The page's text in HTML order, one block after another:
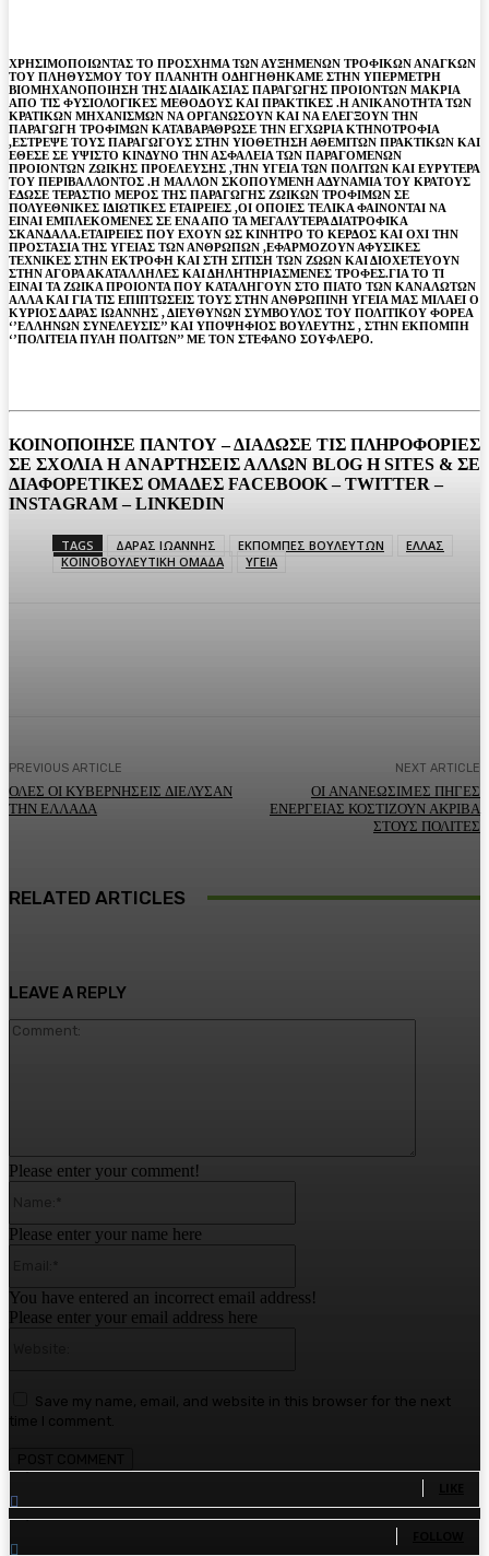
ΧΡΗΣΙΜΟΠΟΙΩΝΤΑΣ ΤΟ ΠΡΟΣΧΗΜΑ ΤΩΝ ΑΥΞΗΜΕΝΩΝ ΤΡΟΦΙΚΩΝ ΑΝΑΓΚΩΝ
ΤΟΥ ΠΛΗΘΥΣΜΟΥ ΤΟΥ ΠΛΑΝΗΤΗ ΟΔΗΓΗΘΗΚΑΜΕ ΣΤΗΝ ΥΠΕΡΜΕΤΡΗ
ΒΙΟΜΗΧΑΝΟΠΟΙΗΣΗ ΤΗΣ ΔΙΑΔΙΚΑΣΙΑΣ ΠΑΡΑΓΩΓΗΣ ΠΡΟΙΟΝΤΩΝ ΜΑΚΡΙΑ
ΑΠΟ ΤΙΣ ΦΥΣΙΟΛΟΓΙΚΕΣ ΜΕΘΟΔΟΥΣ ΚΑΙ ΠΡΑΚΤΙΚΕΣ .Η ΑΝΙΚΑΝΟΤΗΤΑ ΤΩΝ
ΚΡΑΤΙΚΩΝ ΜΗΧΑΝΙΣΜΩΝ ΝΑ ΟΡΓΑΝΩΣΟΥΝ ΚΑΙ ΝΑ ΕΛΕΓΞΟΥΝ ΤΗΝ
ΠΑΡΑΓΩΓΗ ΤΡΟΦΙΜΩΝ ΚΑΤΑΒΑΡΑΘΡΩΣΕ ΤΗΝ ΕΓΧΩΡΙΑ ΚΤΗΝΟΤΡΟΦΙΑ
,ΕΣΤΡΕΨΕ ΤΟΥΣ ΠΑΡΑΓΩΓΟΥΣ ΣΤΗΝ ΥΙΟΘΕΤΗΣΗ ΑΘΕΜΙΤΩΝ ΠΡΑΚΤΙΚΩΝ ΚΑΙ
ΕΘΕΣΕ ΣΕ ΥΨΙΣΤΟ ΚΙΝΔΥΝΟ ΤΗΝ ΑΣΦΑΛΕΙΑ ΤΩΝ ΠΑΡΑΓΟΜΕΝΩΝ
ΠΡΟΙΟΝΤΩΝ ΖΩΙΚΗΣ ΠΡΟΕΛΕΥΣΗΣ ,ΤΗΝ ΥΓΕΙΑ ΤΩΝ ΠΟΛΙΤΩΝ ΚΑΙ ΕΥΡΥΤΕΡΑ
ΤΟΥ ΠΕΡΙΒΑΛΛΟΝΤΟΣ .Η ΜΑΛΛΟΝ ΣΚΟΠΟΥΜΕΝΗ ΑΔΥΝΑΜΙΑ ΤΟΥ ΚΡΑΤΟΥΣ
ΕΔΩΣΕ ΤΕΡΑΣΤΙΟ ΜΕΡΟΣ ΤΗΣ ΠΑΡΑΓΩΓΗΣ ΖΩΙΚΩΝ ΤΡΟΦΙΜΩΝ ΣΕ
ΠΟΛΥΕΘΝΙΚΕΣ ΙΔΙΩΤΙΚΕΣ ΕΤΑΙΡΕΙΕΣ ,ΟΙ ΟΠΟΙΕΣ ΤΕΛΙΚΑ ΦΑΙΝΟΝΤΑΙ ΝΑ
ΕΙΝΑΙ ΕΜΠΛΕΚΟΜΕΝΕΣ ΣΕ ΕΝΑ ΑΠΟ ΤΑ ΜΕΓΑΛΥΤΕΡΑ ΔΙΑΤΡΟΦΙΚΑ
ΣΚΑΝΔΑΛΑ.ΕΤΑΙΡΕΙΕΣ ΠΟΥ ΕΧΟΥΝ ΩΣ ΚΙΝΗΤΡΟ ΤΟ ΚΕΡΔΟΣ ΚΑΙ ΟΧΙ ΤΗΝ
ΠΡΟΣΤΑΣΙΑ ΤΗΣ ΥΓΕΙΑΣ ΤΩΝ ΑΝΘΡΩΠΩΝ ,ΕΦΑΡΜΟΖΟΥΝ ΑΦΥΣΙΚΕΣ
ΤΕΧΝΙΚΕΣ ΣΤΗΝ ΕΚΤΡΟΦΗ ΚΑΙ ΣΤΗ ΣΙΤΙΣΗ ΤΩΝ ΖΩΩΝ ΚΑΙ ΔΙΟΧΕΤΕΥΟΥΝ
ΣΤΗΝ ΑΓΟΡΑ ΑΚΑΤΑΛΛΗΛΕΣ ΚΑΙ ΔΗΛΗΤΗΡΙΑΣΜΕΝΕΣ ΤΡΟΦΕΣ.ΓΙΑ ΤΟ ΤΙ
ΕΙΝΑΙ ΤΑ ΖΩΙΚΑ ΠΡΟΙΟΝΤΑ ΠΟΥ ΚΑΤΑΛΗΓΟΥΝ ΣΤΟ ΠΙΑΤΟ ΤΩΝ ΚΑΝΑΛΩΤΩΝ
ΑΛΛΑ ΚΑΙ ΓΙΑ ΤΙΣ ΕΠΙΠΤΩΣΕΙΣ ΤΟΥΣ ΣΤΗΝ ΑΝΘΡΩΠΙΝΗ ΥΓΕΙΑ ΜΑΣ ΜΙΛΑΕΙ Ο
ΚΥΡΙΟΣ ΔΑΡΑΣ ΙΩΑΝΝΗΣ , ΔΙΕΥΘΥΝΩΝ ΣΥΜΒΟΥΛΟΣ ΤΟΥ ΠΟΛΙΤΙΚΟΥ ΦΟΡΕΑ
‘’ΕΛΛΗΝΩΝ ΣΥΝΕΛΕΥΣΙΣ’’ ΚΑΙ ΥΠΟΨΗΦΙΟΣ ΒΟΥΛΕΥΤΗΣ , ΣΤΗΝ ΕΚΠΟΜΠΗ
‘’ΠΟΛΙΤΕΙΑ ΠΥΛΗ ΠΟΛΙΤΩΝ’’ ΜΕ ΤΟΝ ΣΤΕΦΑΝΟ ΣΟΥΦΛΕΡΟ.
ΚΟΙΝΟΠΟΙΗΣΕ ΠΑΝΤΟΥ – ΔΙΑΔΩΣΕ ΤΙΣ ΠΛΗΡΟΦΟΡΙΕΣ
ΣΕ ΣΧΟΛΙΑ H ΑΝAΡΤΗΣΕΙΣ ΑΛΛΩΝ BLOG H SITES & ΣΕ
ΔΙΑΦΟΡΕTIKEΣ ΟΜΑΔΕΣ FACEBOOK – TWITTER –
INSTAGRAM – LINKEDIN
TAGS ΔΑΡΑΣ ΙΩΑΝΝΗΣ ΕΚΠΟΜΠΕΣ ΒΟΥΛΕΥΤΩΝ
ΕΛΛΑΣ
ΚΟΙΝΟΒΟΥΛΕΥΤΙΚΗ ΟΜΑΔΑ
ΥΓΕΙΑ
PREVIOUS ARTICLE
ΟΛΕΣ ΟΙ ΚΥΒΕΡΝΗΣΕΙΣ ΔΙΕΛΥΣΑΝ
ΤΗΝ ΕΛΛΑΔΑ
NEXT ARTICLE
ΟΙ ΑΝΑΝΕΩΣΙΜΕΣ ΠΗΓΕΣ
ΕΝΕΡΓΕΙΑΣ ΚΟΣΤΙΖΟΥΝ ΑΚΡΙΒΑ
ΣΤΟΥΣ ΠΟΛΙΤΕΣ
RELATED ARTICLES
LEAVE A REPLY
Please enter your comment!
Please enter your name here
You have entered an incorrect email address!
Please enter your email address here
Save my name, email, and website in this browser for the next
time I comment.